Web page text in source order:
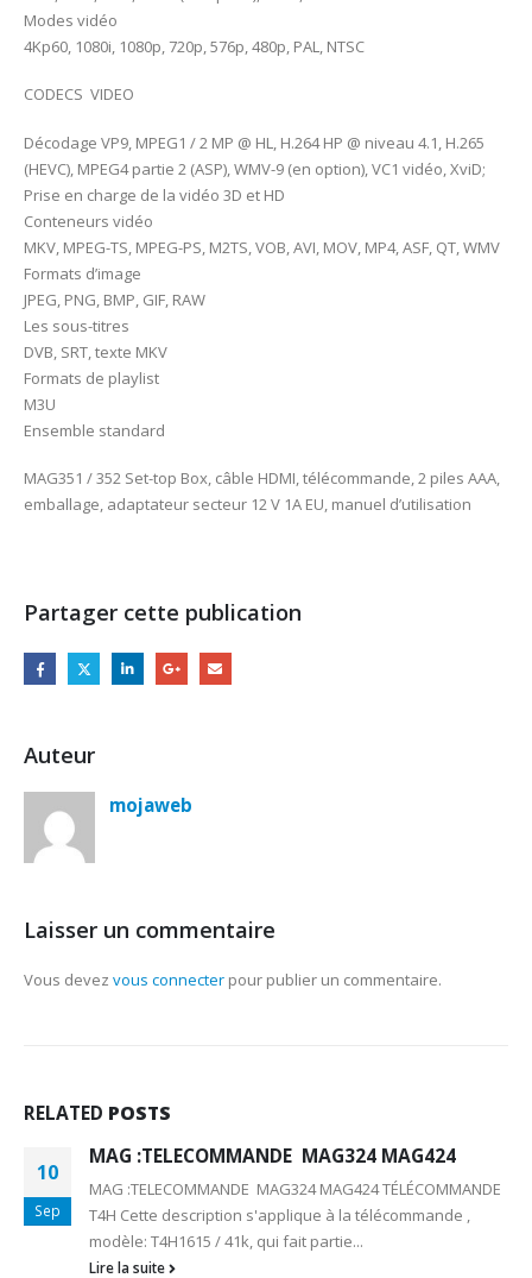
Modes vidéo
4Kp60, 1080i, 1080p, 720p, 576p, 480р, PAL, NTSC
CODECS VIDEO
Décodage VP9, ​​MPEG1 / 2 MP @ HL, H.264 HP @ niveau 4.1, H.265
(HEVC), MPEG4 partie 2 (ASP), WMV-9 (en option), VC1 vidéo, XviD;
Prise en charge de la vidéo 3D et HD
Conteneurs vidéo
MKV, MPEG-TS, MPEG-PS, M2TS, VOB, AVI, MOV, MP4, ASF, QT, WMV
Formats d’image
JPEG, PNG, BMP, GIF, RAW
Les sous-titres
DVB, SRT, texte MKV
Formats de playlist
M3U
Ensemble standard
MAG351 / 352 Set-top Box, câble HDMI, télécommande, 2 piles AAA,
emballage, adaptateur secteur 12 V 1A EU, manuel d’utilisation
Partager cette publication
Auteur
mojaweb
Laisser un commentaire
Vous devez vous connecter pour publier un commentaire.
RELATED POSTS
10
Sep
MAG :TELECOMMANDE MAG324 MAG424
MAG :TELECOMMANDE MAG324 MAG424 TÉLÉCOMMANDE
T4H Cette description s'applique à la télécommande ,
modèle: T4H1615 / 41k, qui fait partie...
Lire la suite